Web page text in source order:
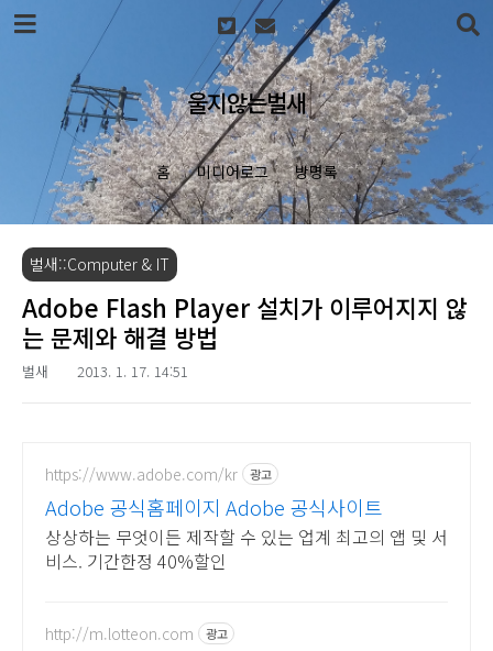
본문 바로가기
울지않는벌새
홈 미디어로그 방명록
벌새::Computer & IT
Adobe Flash Player 설치가 이루어지지 않
는 문제와 해결 방법
벌새 2013. 1. 17. 14:51
https://www.adobe.com/kr 광고
Adobe 공식홈페이지 Adobe 공식사이트
상상하는 무엇이든 제작할 수 있는 업계 최고의 앱 및 서
비스. 기간한정 40%할인
http://m.lotteon.com 광고